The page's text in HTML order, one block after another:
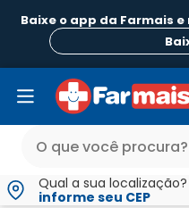
Baixe o app da Farmais
Qual a sua localização?
informe seu CEP